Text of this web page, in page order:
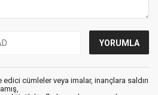
cümleler veya imalar, inançlara saldırı